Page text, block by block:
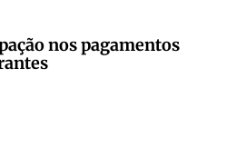
nos pagamentos